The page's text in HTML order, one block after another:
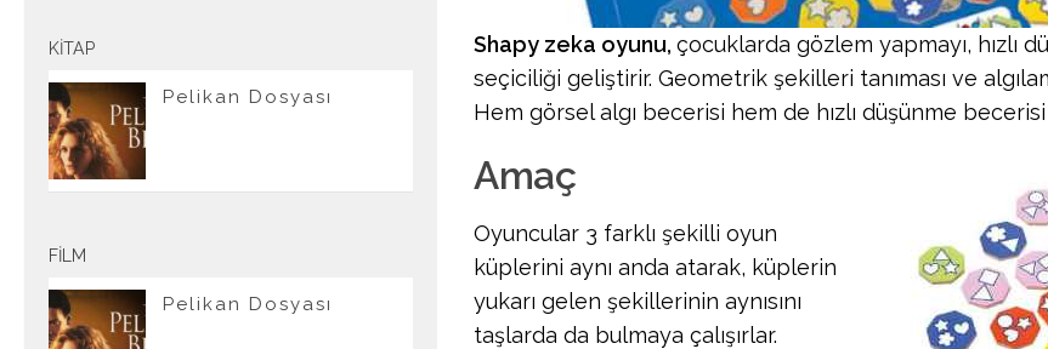
Shapy zeka oyunu, çocuklarda gözlem yapmayı, hızlı
seçiciliği geliştirir. Geometrik şekilleri tanıması ve
Hem görsel algı becerisi hem de hızlı düşünme becerisi
Amaç
Oyuncular 3 farklı şekilli oyun
küplerini aynı anda atarak, küplerin
yukarı gelen şekillerinin aynısını
taşlarda da bulmaya çalışırlar.
KITAP
Pelikan Dosyası
FILM
Pelikan Dosyası